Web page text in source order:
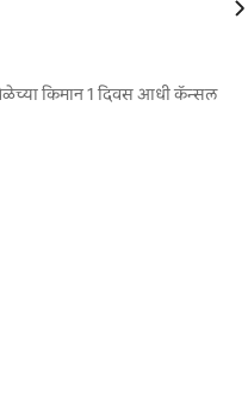
किमान 1 दिवस आधी कॅन्सल